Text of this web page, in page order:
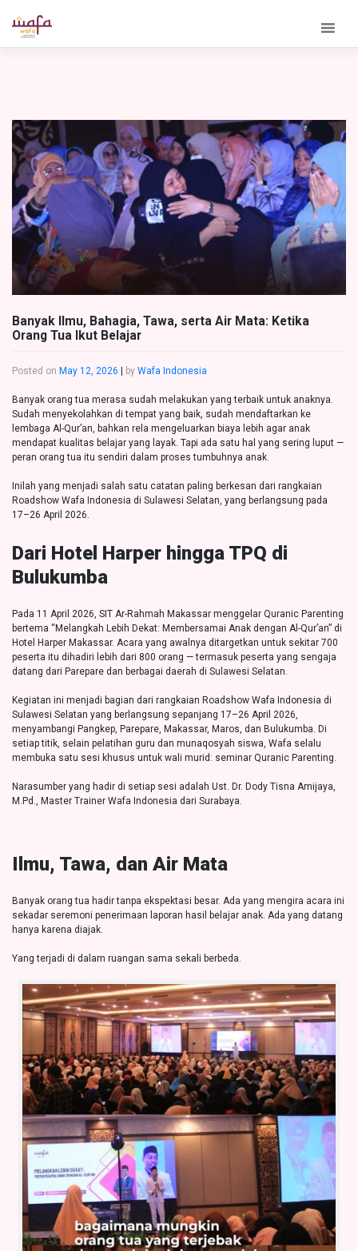
content
Banyak Ilmu, Bahagia, Tawa, serta Air Mata: Ketika
Orang Tua Ikut Belajar
Posted on May 12, 2026 | by Wafa Indonesia
Banyak orang tua merasa sudah melakukan yang terbaik untuk anaknya.
Sudah menyekolahkan di tempat yang baik, sudah mendaftarkan ke
lembaga Al-Qur’an, bahkan rela mengeluarkan biaya lebih agar anak
mendapat kualitas belajar yang layak. Tapi ada satu hal yang sering luput —
peran orang tua itu sendiri dalam proses tumbuhnya anak.
Inilah yang menjadi salah satu catatan paling berkesan dari rangkaian
Roadshow Wafa Indonesia di Sulawesi Selatan, yang berlangsung pada
17–26 April 2026.
Dari Hotel Harper hingga TPQ di
Bulukumba
Pada 11 April 2026, SIT Ar-Rahmah Makassar menggelar Quranic Parenting
bertema “Melangkah Lebih Dekat: Membersamai Anak dengan Al-Qur’an” di
Hotel Harper Makassar. Acara yang awalnya ditargetkan untuk sekitar 700
peserta itu dihadiri lebih dari 800 orang — termasuk peserta yang sengaja
datang dari Parepare dan berbagai daerah di Sulawesi Selatan.
Kegiatan ini menjadi bagian dari rangkaian Roadshow Wafa Indonesia di
Sulawesi Selatan yang berlangsung sepanjang 17–26 April 2026,
menyambangi Pangkep, Parepare, Makassar, Maros, dan Bulukumba. Di
setiap titik, selain pelatihan guru dan munaqosyah siswa, Wafa selalu
membuka satu sesi khusus untuk wali murid: seminar Quranic Parenting.
Narasumber yang hadir di setiap sesi adalah Ust. Dr. Dody Tisna Amijaya,
M.Pd., Master Trainer Wafa Indonesia dari Surabaya.
Ilmu, Tawa, dan Air Mata
Banyak orang tua hadir tanpa ekspektasi besar. Ada yang mengira acara ini
sekadar seremoni penerimaan laporan hasil belajar anak. Ada yang datang
hanya karena diajak.
Yang terjadi di dalam ruangan sama sekali berbeda.